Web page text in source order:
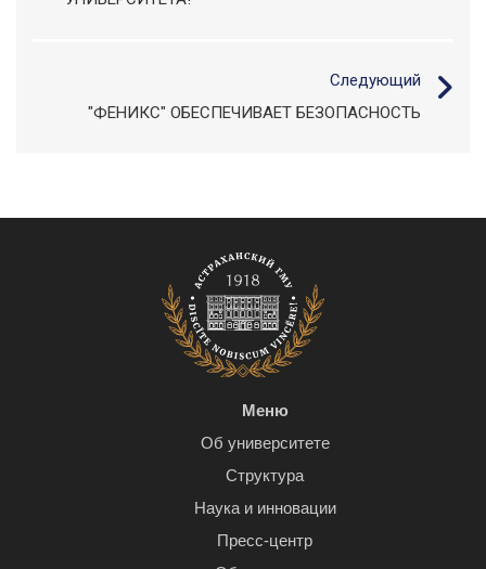
Следующий
"ФЕНИКС" ОБЕСПЕЧИВАЕТ БЕЗОПАСНОСТЬ
Меню
Об университете
Структура
Наука и инновации
Пресс-центр